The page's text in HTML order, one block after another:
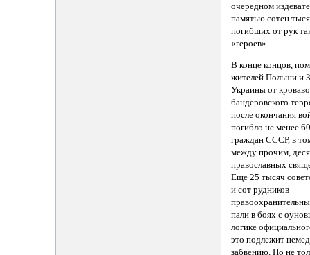
очередном
памятью сотен
погибших от рук
«героев».
В конце концов,
жителей Польши и
Украины от
бандеровского
после окончания
погибло не менее
граждан СССР, в
между прочим,
православных
Еще 25 тысяч
и сот рудников
пали в боях с
логике
это подлежит
забвению. Но не